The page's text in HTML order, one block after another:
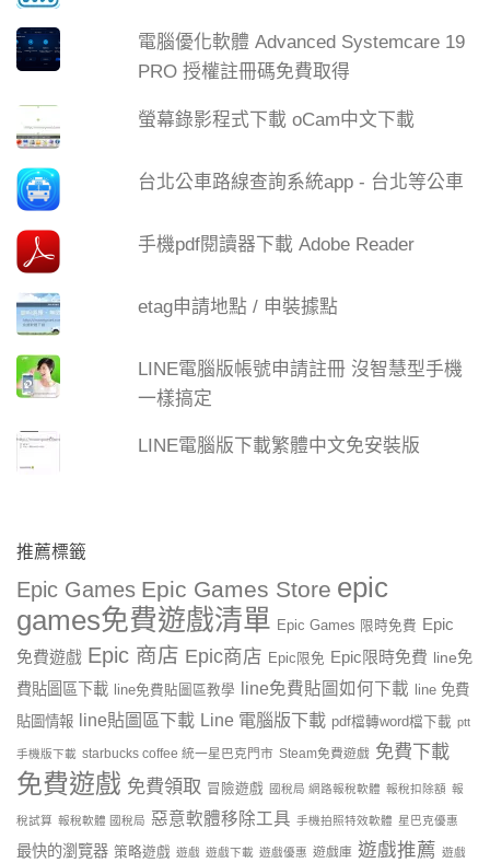
電腦優化軟體 Advanced Systemcare 19
PRO 授權註冊碼免費取得
螢幕錄影程式下載 oCam中文下載
台北公車路線查詢系統app - 台北等公車
手機pdf閱讀器下載 Adobe Reader
etag申請地點 / 申裝據點
LINE電腦版帳號申請註冊 沒智慧型手機
一樣搞定
LINE電腦版下載繁體中文免安裝版
推薦標籤
Epic Games Epic Games Store epic
games免費遊戲清單 Epic Games 限時免費 Epic
免費遊戲 Epic 商店 Epic商店 Epic限免 Epic限時免費 line免
費貼圖區下載
line免費貼圖區教學 line免費貼圖如何下載
line 免費
貼圖情報
line貼圖區下載 Line 電腦版下載 pdf檔轉word檔下載 ptt
手機版下載 starbucks coffee 統一星巴克門市 Steam免費遊戲 免費下載
免費遊戲 免費領取 冒險遊戲 國稅局 網路報稅軟體 報稅扣除額 報
稅試算 報稅軟體 國稅局 惡意軟體移除工具 手機拍照特效軟體 星巴克優惠
最快的瀏覽器 策略遊戲 遊戲 遊戲下載 遊戲優惠 遊戲庫 遊戲推薦 遊戲